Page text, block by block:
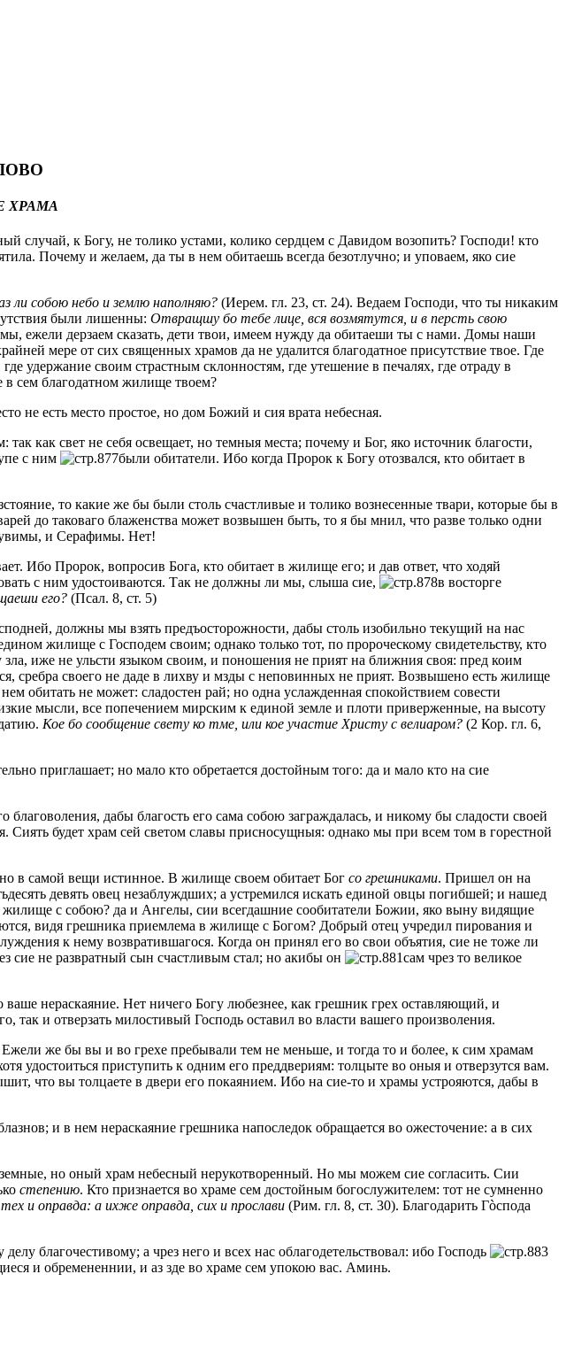
ХРАМА
случай, к Богу, не толико устами, колико сердцем с Давидом возопить? Господи! кто
Почему и желаем, да ты в нем обитаешь всегда безотлучно; и уповаем, яко сие
ли собою небо и землю наполняю? (Иерем. гл. 23, ст. 24). Ведаем Господи, что ты никаким
были лишенны: Отвращшу бо тебе лице, вся возмятутся, и в персть свою
ежели дерзаем сказать, дети твои, имеем нужду да обитаеши ты с нами. Домы наши
мере от сих священных храмов да не удалится благодатное присутствие твое. Где
своим страстным склонностям, где утешение в печалях, где отраду в
в сем благодатном жилище твоем?
не есть место простое, но дом Божий и сия врата небесная.
как свет не себя освещает, но темныя места; почему и Бог, яко источник благости,
с ним
были обитатели. Ибо когда Пророк к Богу отозвался, кто обитает в
то какие же бы были столь счастливые и толико вознесенные твари, которые бы в
до таковаго блаженства может возвышен быть, то я бы мнил, что разве только одни
и Серафимы. Нет!
Ибо Пророк, вопросив Бога, кто обитает в жилище его; и дав ответ, что ходяй
с ним удостоиваются. Так не должны ли мы, слыша сие,
в восторге
его? (Псал. 8, ст. 5)
должны мы взять предъосторожности, дабы столь изобильно текущий на нас
жилище с Господем своим; однако только тот, по пророческому свидетельству, кто
иже не ульсти языком своим, и поношения не прият на ближния своя: пред коим
сребра своего не даде в лихву и мзды с неповинных не прият. Возвышено есть жилище
обитать не может: сладостен рай; но одна услажденная спокойствием совести
мысли, все попечением мирским к единой земле и плоти приверженные, на высоту
Кое бо сообщение свету ко тме, или кое участие Христу с велиаром? (2 Кор. гл. 6,
приглашает; но мало кто обретается достойным того: да и мало кто на сие
дабы благость его сама собою заграждалась, и никому бы сладости своей
будет храм сей светом славы присносущныя: однако мы при всем том в горестной
в самой вещи истинное. В жилище своем обитает Бог со грешниками. Пришел он на
девять овец незаблуждших; а устремился искать единой овцы погибшей; и нашед
с собою? да и Ангелы, сии всегдашние сообитатели Божии, яко выну видящие
видя грешника приемлема в жилище с Богом? Добрый отец учредил пирования и
к нему возвратившагося. Когда он принял его во свои объятия, сие не тоже ли
сие не развратный сын счастливым стал; но акибы он
сам чрез то великое
нераскаяние. Нет ничего Богу любезнее, как грешник грех оставляющий, и
и отверзать милостивый Господь оставил во власти вашего произволения.
же бы вы и во грехе пребывали тем не меньше, и тогда то и более, к сим храмам
удостоиться приступить к одним его преддвериям: толцыте во оныя и отверзутся вам.
что вы толцаете в двери его покаянием. Ибо на сие-то и храмы устрояются, дабы в
и в нем нераскаяние грешника напоследок обращается во ожесточение: а в сих
но оный храм небесный нерукотворенный. Но мы можем сие согласить. Сии
степению. Кто признается во храме сем достойным богослужителем: тот не сумненно
и оправда: а ихже оправда, сих и прослави (Рим. гл. 8, ст. 30). Благодарить Гòспода
благочестивому; а чрез него и всех нас облагодетельствовал: ибо Господь
и обремененнии, и аз зде во храме сем упокою вас. Аминь.